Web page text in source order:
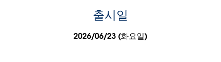
출시일
2026/06/23 (화요일)